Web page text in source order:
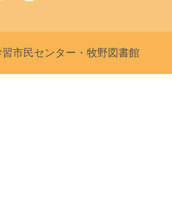
市民センター・牧野図書館